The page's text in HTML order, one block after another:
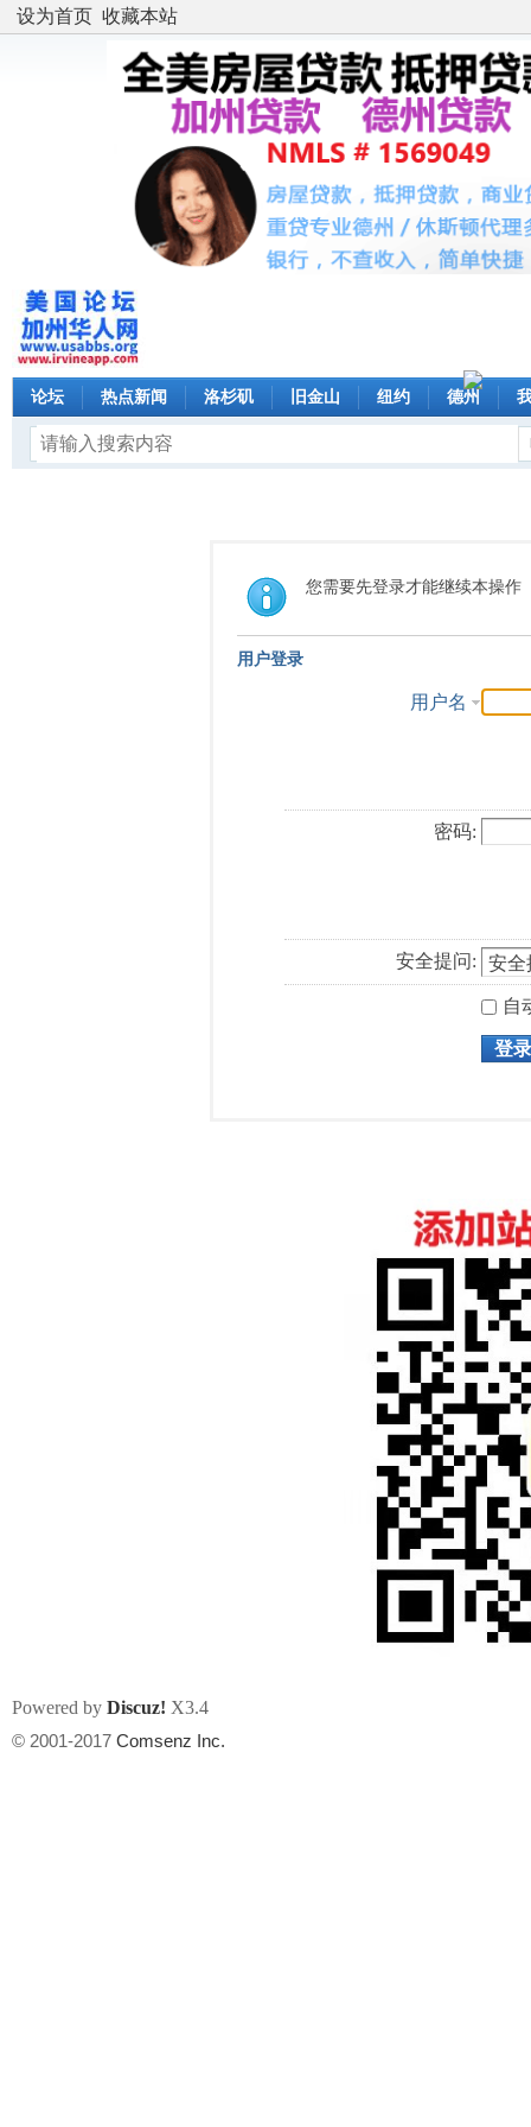
设为首页 收藏本站
论坛 热点新闻 洛杉矶 旧金山 纽约 德州
您需要先登录才能继续本操作
用户登录
用户名
密码:
安全提问:
自
登录
Powered by Discuz! X3.4
© 2001-2017 Comsenz Inc.